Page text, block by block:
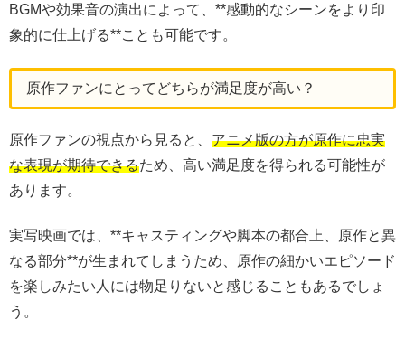
BGMや効果音の演出によって、**感動的なシーンをより印
象的に仕上げる**ことも可能です。
原作ファンにとってどちらが満足度が高い？
原作ファンの視点から見ると、 アニメ版の方が原作に忠実
な表現が期待できるため、高い満足度を得られる可能性が
あります。
実写映画では、**キャスティングや脚本の都合上、原作と異
なる部分**が生まれてしまうため、原作の細かいエピソード
を楽しみたい人には物足りないと感じることもあるでしょ
う。